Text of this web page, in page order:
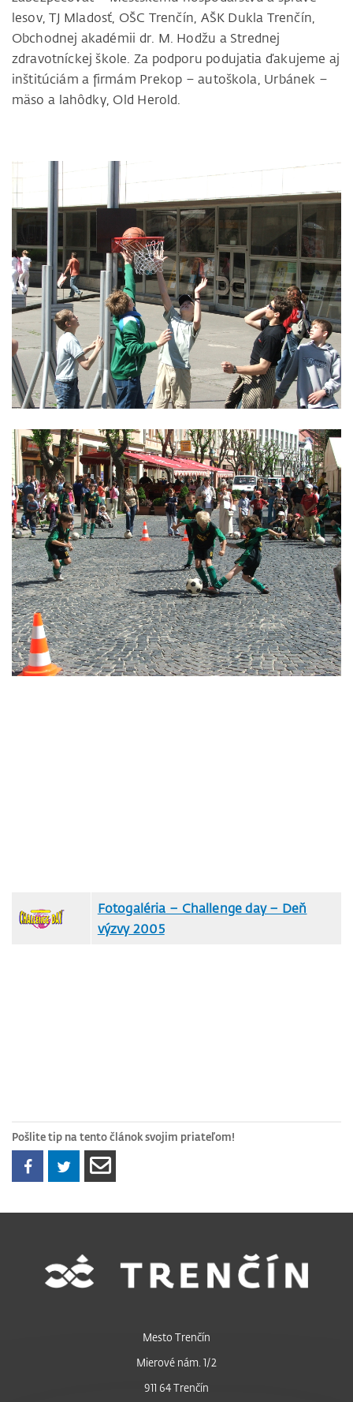
lesov, TJ Mladosť, OŠC Trenčín, AŠK Dukla Trenčín,
Obchodnej akadémii dr. M. Hodžu a Strednej
zdravotníckej škole. Za podporu podujatia ďakujeme aj
inštitúciám a firmám Prekop – autoškola, Urbánek –
mäso a lahôdky, Old Herold.
Fotogaléria – Challenge day – Deň
výzvy 2005
Pošlite tip na tento článok svojim priateľom!
Mesto Trenčín
Mierové nám. 1/2
911 64 Trenčín